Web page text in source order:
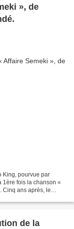
», de
King, pourvue par
1ère fois la chanson «
Cinq ans après, le
de la